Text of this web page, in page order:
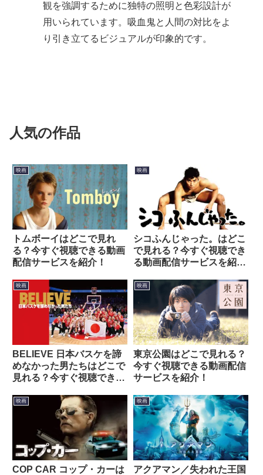
観を強調するために独特の照明と色彩設計が
用いられています。吸血鬼と人間の対比をよ
り引き立てるビジュアルが印象的です。
人気の作品
映画
トムボーイはどこで見れ
る？今すぐ視聴できる動画
配信サービスを紹介！
映画
シコふんじゃった。はどこ
で見れる？今すぐ視聴でき
る動画配信サービスを紹
映画
BELIEVE 日本バスケを諦
めなかった男たちはどこで
見れる？今すぐ視聴できる
映画
東京公園はどこで見れる？
今すぐ視聴できる動画配信
サービスを紹介！
映画
COP CAR コップ・カーは
映画
アクアマン／失われた王国